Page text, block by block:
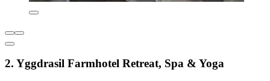
2. Yggdrasil Farmhotel Retreat, Spa & Yoga